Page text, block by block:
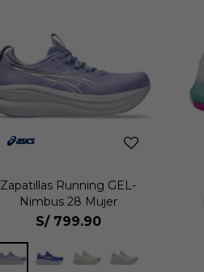
Zapatillas Running GEL-
Nimbus 28 Mujer
S/ 799.90